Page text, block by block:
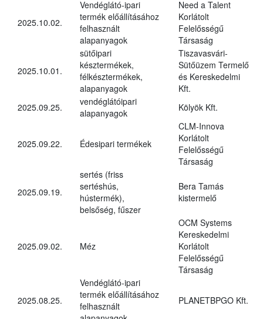
2025.10.02.
Vendéglátó-ipari
termék előállításához
felhasznált
alapanyagok
Need a Talent
Korlátolt
Felelősségű
Társaság
2025.10.01.
sütőipari
késztermékek,
félkésztermékek,
alapanyagok
Tiszavasvári-
Sütőüzem Termelő
és Kereskedelmi
Kft.
2025.09.25.
vendéglátóipari
alapanyagok
Kölyök Kft.
2025.09.22. Édesipari termékek
CLM-Innova
Korlátolt
Felelősségű
Társaság
2025.09.19.
sertés (friss
sertéshús,
hústermék),
belsőség, fűszer
Bera Tamás
kistermelő
2025.09.02. Méz
OCM Systems
Kereskedelmi
Korlátolt
Felelősségű
Társaság
2025.08.25.
Vendéglátó-ipari
termék előállításához
felhasznált
PLANETBPGO Kft.